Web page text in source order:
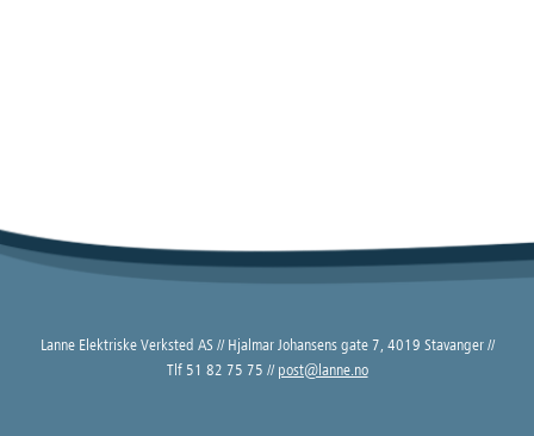
Lanne Elektriske Verksted AS // Hjalmar Johansens gate 7, 4019 Stavanger //
Tlf 51 82 75 75 // post@lanne.no